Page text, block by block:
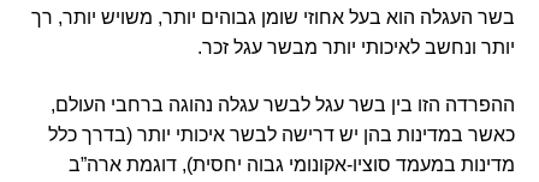
בשר העגלה הוא בעל אחוזי שומן גבוהים יותר, משויש יותר, רך
יותר ונחשב לאיכותי יותר מבשר עגל זכר.
ההפרדה הזו בין בשר עגל לבשר עגלה נהוגה ברחבי העולם,
כאשר במדינות בהן יש דרישה לבשר איכותי יותר (בדרך כלל
מדינות במעמד סוציו-אקונומי גבוה יחסית), דוגמת ארה”ב